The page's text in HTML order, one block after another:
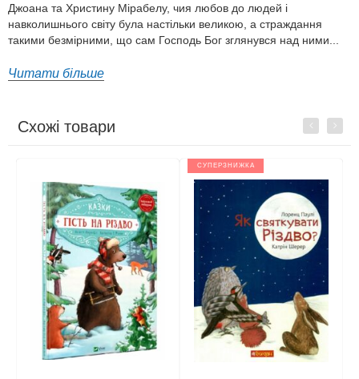
Джоана та Христину Мірабелу, чия любов до людей і
навколишнього світу була настільки великою, а страждання
такими безмірними, що сам Господь Бог зглянувся над ними...
Читати більше
Схожі товари Previous
СУПЕРЗНИЖКА
Next